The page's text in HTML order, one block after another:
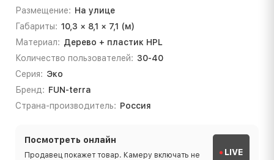
Размещение: На улице
Габариты: 10,3 × 8,1 × 7,1 (м)
Материал: Дерево + пластик HPL
Количество пользователей: 30-40
Серия: Эко
Бренд: FUN-terra
Страна-производитель: Россия
Посмотреть онлайн
Продавец покажет товар. Камеру включать не
LIVE